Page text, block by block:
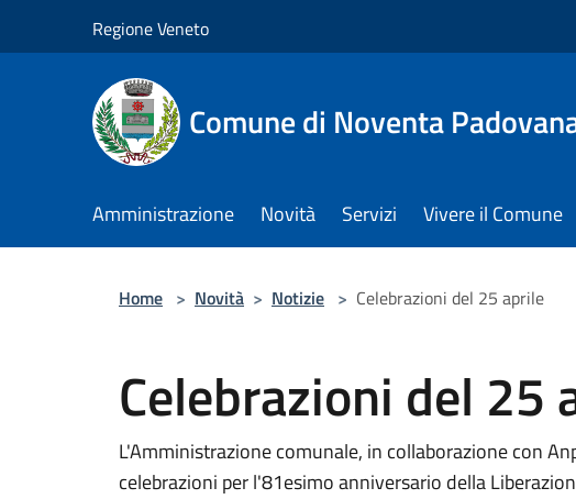
Regione Veneto
Comune di Noventa
Amministrazione Novità Servizi Vivere il Comune
Home > Novità > Notizie > Celebrazioni del 25 aprile
Celebrazioni del 25
L'Amministrazione comunale, in collaborazione con
celebrazioni per l'81esimo anniversario della